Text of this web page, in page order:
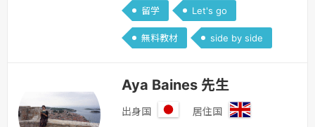
リカでの交換留学、大学での英語学習…
続きを見る »
留学 Let's go
無料教材 side by side
Aya Baines 先生
出身国 居住国